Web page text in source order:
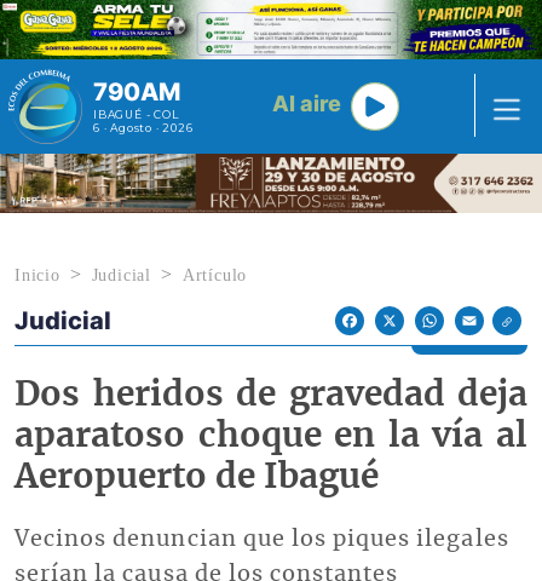
Pasar al contenido principal
790AM
IBAGUÉ - COL
6 · Agosto · 2026
Al aire
Inicio Judicial Artículo
Econoticias y Eventos
Judicial
FacebookX WhatsAppEmail
Dos heridos de gravedad deja
aparatoso choque en la vía al
Aeropuerto de Ibagué
Vecinos denuncian que los piques ilegales
serían la causa de los constantes